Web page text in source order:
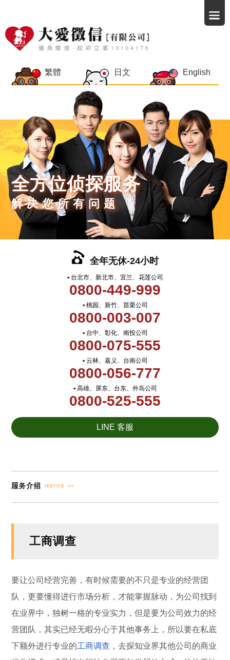
繁體 日文 English
全方位侦探服务
解决您所有问题
全年无休-24小时
▪ 台北市、新北市、宜兰、花莲公司
0800-449-999
▪ 桃园、新竹、苗栗公司
0800-003-007
▪ 台中、彰化、南投公司
0800-075-555
▪ 云林、嘉义、台南公司
0800-056-777
▪ 高雄、屏东、台东、外岛公司
0800-525-555
LINE 客服
工商调查
要让公司经营完善，有时候需要的不只是专业的经营团
队，更要懂得进行市场分析，才能掌握脉动，为公司找到
在业界中，独树一格的专业实力，但是要为公司效力的经
营团队，其实已经无暇分心于其他事务上，所以要在私底
下额外进行专业的工商调查 ，去探知业界其他公司的商业